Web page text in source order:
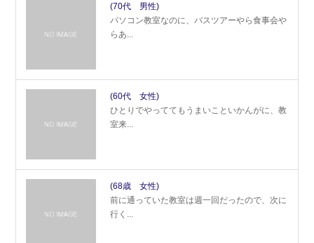
(70代 男性)
パソコン教室なのに、バスツアーやら食事会や
らあ...
(60代 女性)
ひとりでやっててもうまいこといかんがに、教
室来...
(68歳 女性)
前に通っていた教室は週一回だったので、次に
行く...